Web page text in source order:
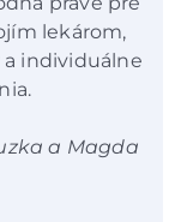
lekárom,
individuálne
a Magda